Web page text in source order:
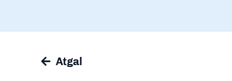
Atgal